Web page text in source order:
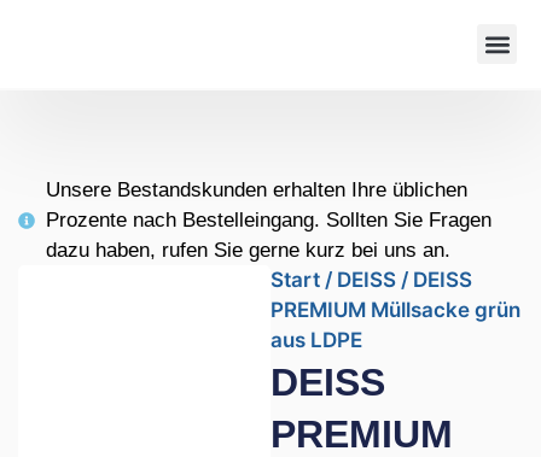
Unsere Bestandskunden erhalten Ihre üblichen
Prozente nach Bestelleingang. Sollten Sie Fragen
dazu haben, rufen Sie gerne kurz bei uns an.
Start / DEISS / DEISS
PREMIUM Müllsacke grün
aus LDPE
DEISS
PREMIUM